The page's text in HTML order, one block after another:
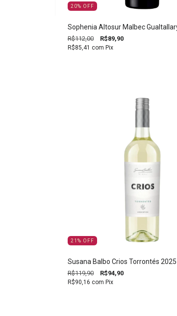
20% OFF
Sophenia Altosur Malbec
R$112,00 R$89,90
R$85,41 com Pix
21 % OFF
Susana Balbo Crios Torrontés 2025
R$119,90 R$94,90
R$90,16 com Pix